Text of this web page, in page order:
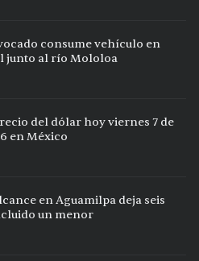
consume vehículo en
junto al río Mololoa
del dólar hoy viernes 7 de
en México
en Aguamilpa deja seis
un menor